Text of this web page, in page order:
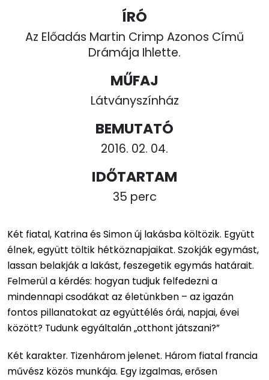
ÍRÓ
Az Előadás Martin Crimp Azonos Című
Drámája Ihlette.
MŰFAJ
Látványszínház
BEMUTATÓ
2016. 02. 04.
IDŐTARTAM
35 perc
Két fiatal, Katrina és Simon új lakásba költözik. Együtt
élnek, együtt töltik hétköznapjaikat. Szokják egymást,
lassan belakják a lakást, feszegetik egymás határait.
Felmerül a kérdés: hogyan tudjuk felfedezni a
mindennapi csodákat az életünkben – az igazán
fontos pillanatokat az együttélés órái, napjai, évei
között? Tudunk egyáltalán „otthont játszani?”
Két karakter. Tizenhárom jelenet. Három fiatal francia
művész közös munkája. Egy izgalmas, erősen